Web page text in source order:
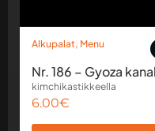
Alkupalat, Menu
Nr. 186 – Gyoza
kimchikastikkeella
6.00€